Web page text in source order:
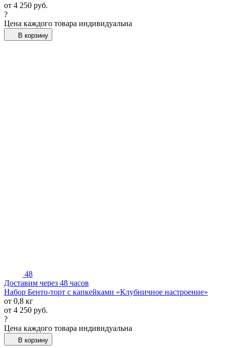
от 4 250 руб.
?
Цена каждого товара индивидуальна
В корзину
48
Доставим через 48 часов
Набор Бенто-торт с капкейками «Клубничное настроение»
от 0,8 кг
от 4 250 руб.
?
Цена каждого товара индивидуальна
В корзину